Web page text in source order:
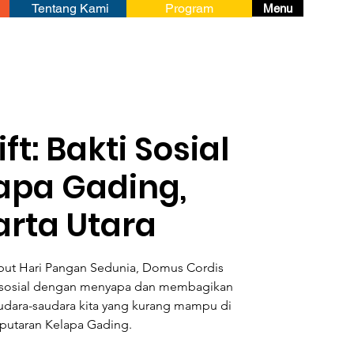
Tentang Kami Menu
Program
Bakti Sosial
Gading,
Utara
Hari Pangan Sedunia, Domus Cordis
dengan menyapa dan membagikan
saudara kita yang kurang mampu di
Kelapa Gading.